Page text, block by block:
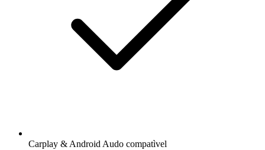
Carplay & Android Audo compatìvel